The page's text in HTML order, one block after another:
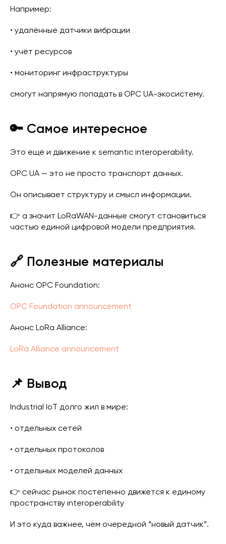
Например:
• удалённые датчики вибрации
• учёт ресурсов
• мониторинг инфраструктуры
смогут напрямую попадать в OPC UA-экосистему.
🔑 Самое интересное
Это ещё и движение к semantic interoperability.
OPC UA — это не просто транспорт данных.
Он описывает структуру и смысл информации.
👉 а значит LoRaWAN-данные смогут становиться
частью единой цифровой модели предприятия.
🔗 Полезные материалы
Анонс OPC Foundation:
OPC Foundation announcement
Анонс LoRa Alliance:
LoRa Alliance announcement
📌 Вывод
Industrial IoT долго жил в мире:
• отдельных сетей
• отдельных протоколов
• отдельных моделей данных
👉 сейчас рынок постепенно движется к единому
пространству interoperability
И это куда важнее, чем очередной “новый датчик”.